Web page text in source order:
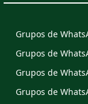
Grupos de
Grupos de
Grupos de
Grupos de